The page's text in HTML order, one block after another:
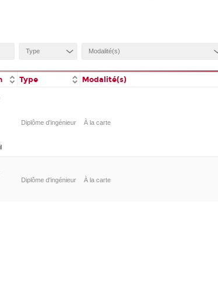
Type Modalité(s)
Diplôme d'ingénieur À la carte
Diplôme d'ingénieur À la carte